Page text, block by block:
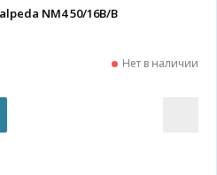
NM4 50/16B/B
Нет в наличии